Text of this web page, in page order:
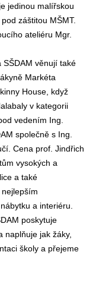
jedinou malířskou
záštitou MŠMT.
ateliéru Mgr.
věnují také
Markéta
House, když
v kategorii
vedením Ing.
společně s Ing.
Cena prof. Jindřich
vysokých a
a také
a interiéru.
poskytuje
naplňuje jak žáky,
školy a přejeme